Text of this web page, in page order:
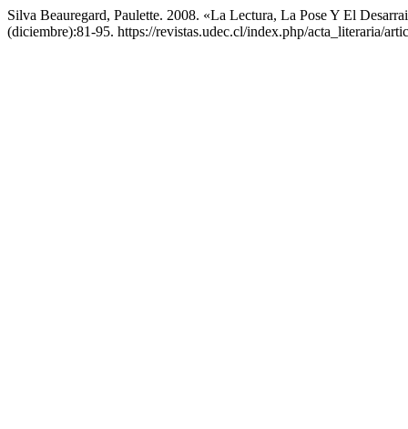
Silva Beauregard, Paulette. 2008. «La Lectura, La Pose Y El
(diciembre):81-95. https://revistas.udec.cl/index.php/acta_literaria/